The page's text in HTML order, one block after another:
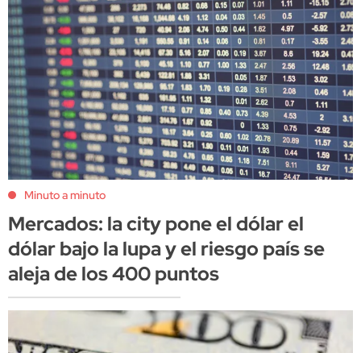
Minuto a minuto
Mercados: la city pone el dólar el
dólar bajo la lupa y el riesgo país se
aleja de los 400 puntos